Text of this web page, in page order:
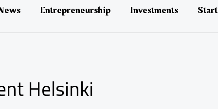
Entrepreneurship Investments
Helsinki